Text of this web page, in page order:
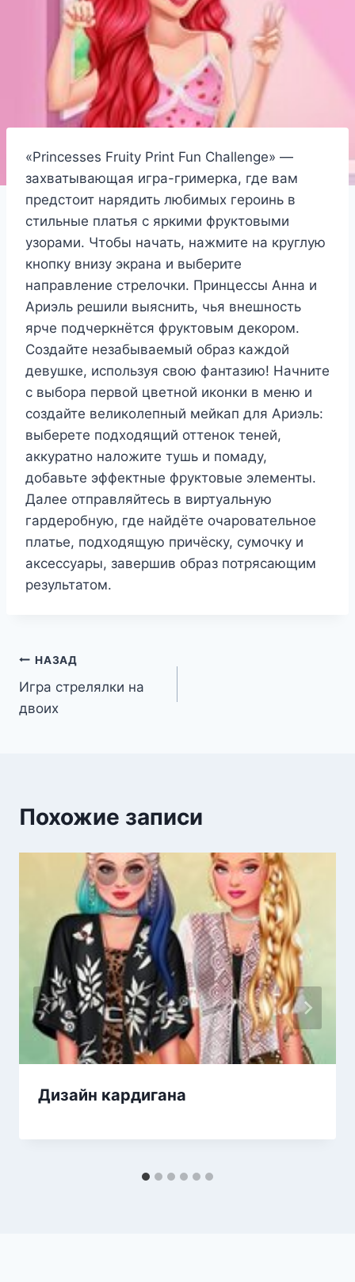
«Princesses Fruity Print Fun Challenge» —
захватывающая игра-гримерка, где вам
предстоит нарядить любимых героинь в
стильные платья с яркими фруктовыми
узорами. Чтобы начать, нажмите на круглую
кнопку внизу экрана и выберите
направление стрелочки. Принцессы Анна и
Ариэль решили выяснить, чья внешность
ярче подчеркнётся фруктовым декором.
Создайте незабываемый образ каждой
девушке, используя свою фантазию! Начните
с выбора первой цветной иконки в меню и
создайте великолепный мейкап для Ариэль:
выберете подходящий оттенок теней,
аккуратно наложите тушь и помаду,
добавьте эффектные фруктовые элементы.
Далее отправляйтесь в виртуальную
гардеробную, где найдёте очаровательное
платье, подходящую причёску, сумочку и
аксессуары, завершив образ потрясающим
результатом.
Навигация
по
НАЗАД
Игра стрелялки на
двоих
Похожие записи
Дизайн кардигана